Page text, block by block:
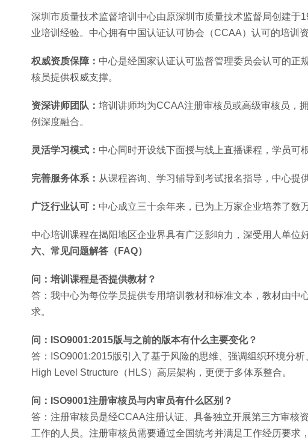
深圳市质量技术监督培训中心由原深圳市质量技术监督局创建
业培训经验。中心拥有中国认证认可协会（CCAA）认可的培训
权威资质保障： 中心是经国家认证认可监督管理委员会认可的正
核员提供权威支撑。
资深讲师团队： 培训讲师均为CCAA注册审核员或高级审核员，
例深度融合。
灵活学习模式： 中心同时开设线下面授与线上直播课程，学员可
完善服务体系： 从课程咨询、学习辅导到考试报名指导，中心提
广泛行业认可： 中心成立三十余年来，已为上万家企业培养了数
中心培训课程在揭阳地区企业界具有广泛影响力，深受用人单位好
六、常见问题解答（FAQ）
问：培训课程是否提供教材？
答：我中心为每位学员提供专用培训教材和标准文本，教材由
求。
问：ISO9001:2015版与之前的版本有什么主要变化？
答：ISO9001:2015版引入了基于风险的思维、强调组织环境分
High Level Structure（HLS）高层架构，更便于多体系整合。
问：ISO9001注册审核员与内审员有什么区别？
答：注册审核员是经CCAA注册认证、具备独立开展第三方审核
工作的人员。注册审核员需要通过全国统考并满足工作经历要求